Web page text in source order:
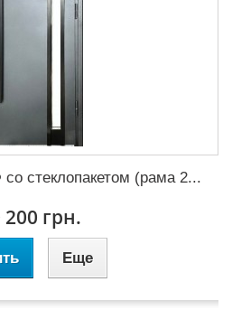
стеклопакетом (рама 2...
200 грн.
Еще